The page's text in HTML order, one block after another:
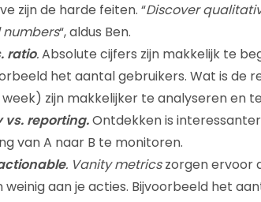
zijn de harde feiten. “Discover
“, aldus Ben.
ratio.Absolute cijfers zijn makkelijk te
het aantal gebruikers. Wat is de
week) zijn makkelijker te analyseren en
vs. reporting.Ontdekken is
van A naar B te monitoren.
. Vanity metricszorgen ervoor
aan je acties. Bijvoorbeeld het